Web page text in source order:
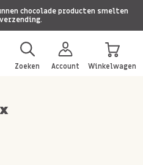
chocolade producten smelten
Zoeken Account Winkelwagen